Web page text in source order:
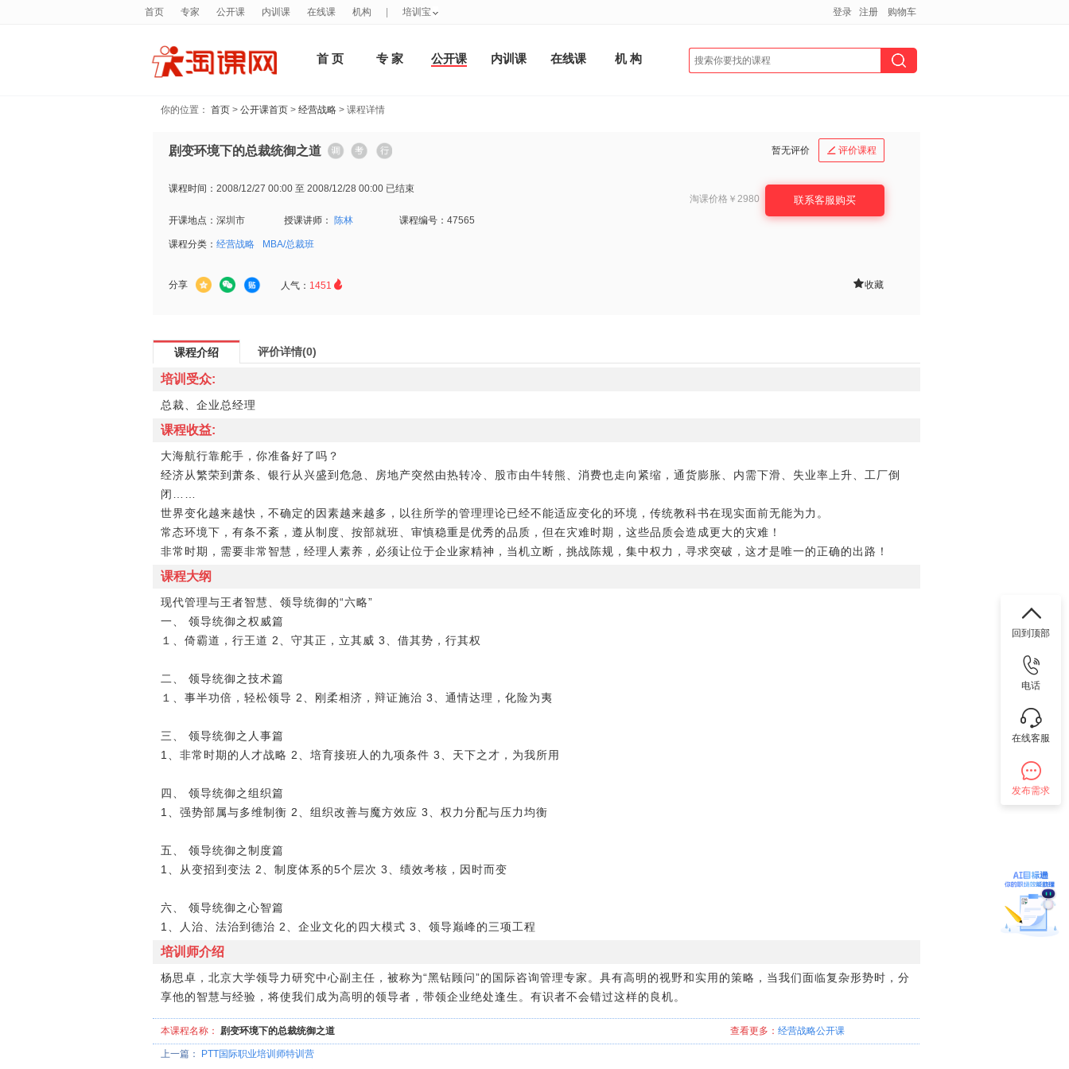
首 页 专 家 公开课 内训课 在线课 机 构
你的位置： 首页 > 公开课首页 > 经营战略 > 课程详情
剧变环境下的总裁统御之道 暂无评价  评价课程
课程时间： 2008/12/27 00:00 至 2008/12/28 00:00 已结束
开课地点： 深圳市 授课讲师： 陈林 课程编号： 47565
课程分类： 经营战略 MBA/总裁班
淘课价格 ￥2980 联系客服购买
分享 人气： 1451  收藏
课程介绍 评价详情(0)
培训受众:
总裁、企业总经理
课程收益:
大海航行靠舵手，你准备好了吗？
经济从繁荣到萧条、银行从兴盛到危急、房地产突然由热转冷、股市由牛转熊、消费也走向紧缩，通货膨胀、内需下滑、失业率上升、工厂倒
闭……
世界变化越来越快，不确定的因素越来越多，以往所学的管理理论已经不能适应变化的环境，传统教科书在现实面前无能为力。
常态环境下，有条不紊，遵从制度、按部就班、审慎稳重是优秀的品质，但在灾难时期，这些品质会造成更大的灾难！
非常时期，需要非常智慧，经理人素养，必须让位于企业家精神，当机立断，挑战陈规，集中权力，寻求突破，这才是唯一的正确的出路！
课程大纲
现代管理与王者智慧、领导统御的“六略”
一、 领导统御之权威篇
１、倚霸道，行王道 2、守其正，立其威 3、借其势，行其权
二、 领导统御之技术篇
１、事半功倍，轻松领导 2、刚柔相济，辩证施治 3、通情达理，化险为夷
三、 领导统御之人事篇
1、非常时期的人才战略 2、培育接班人的九项条件 3、天下之才，为我所用
四、 领导统御之组织篇
1、强势部属与多维制衡 2、组织改善与魔方效应 3、权力分配与压力均衡
五、 领导统御之制度篇
1、从变招到变法 2、制度体系的5个层次 3、绩效考核，因时而变
六、 领导统御之心智篇
1、人治、法治到德治 2、企业文化的四大模式 3、领导巅峰的三项工程
培训师介绍
杨思卓，北京大学领导力研究中心副主任，被称为“黑钻顾问”的国际咨询管理专家。具有高明的视野和实用的策略，当我们面临复杂形势时，分
享他的智慧与经验，将使我们成为高明的领导者，带领企业绝处逢生。有识者不会错过这样的良机。
本课程名称： 剧变环境下的总裁统御之道 查看更多： 经营战略公开课
上一篇：
PTT国际职业培训师特训营
首页 专家 公开课 内训课 在线课 机构 培训宝 登录 注册 购物车
回到顶部
电话
在线客服
发布需求